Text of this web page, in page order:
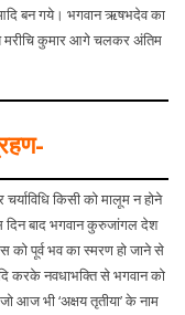
बन गये। भगवान ऋषभदेव का
मरीचि कुमार आगे चलकर अंतिम
किसी को मालूम न होने
दिन बाद भगवान कुरुजांगल देश
पूर्व भव का स्मरण हो जाने से
करके नवधाभक्ति से भगवान को
आज भी ‘अक्षय तृतीया’ के नाम